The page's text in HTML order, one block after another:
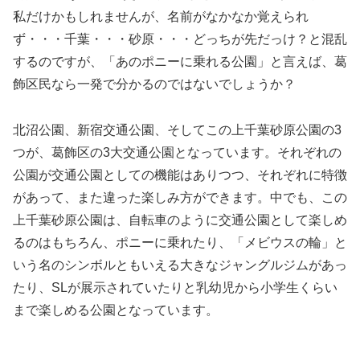
私だけかもしれませんが、名前がなかなか覚えられ
ず・・・千葉・・・砂原・・・どっちが先だっけ？と混乱
するのですが、「あのポニーに乗れる公園」と言えば、葛
飾区民なら一発で分かるのではないでしょうか？
北沼公園、新宿交通公園、そしてこの上千葉砂原公園の3
つが、葛飾区の3大交通公園となっています。それぞれの
公園が交通公園としての機能はありつつ、それぞれに特徴
があって、また違った楽しみ方ができます。中でも、この
上千葉砂原公園は、自転車のように交通公園として楽しめ
るのはもちろん、ポニーに乗れたり、「メビウスの輪」と
いう名のシンボルともいえる大きなジャングルジムがあっ
たり、SLが展示されていたりと乳幼児から小学生くらい
まで楽しめる公園となっています。